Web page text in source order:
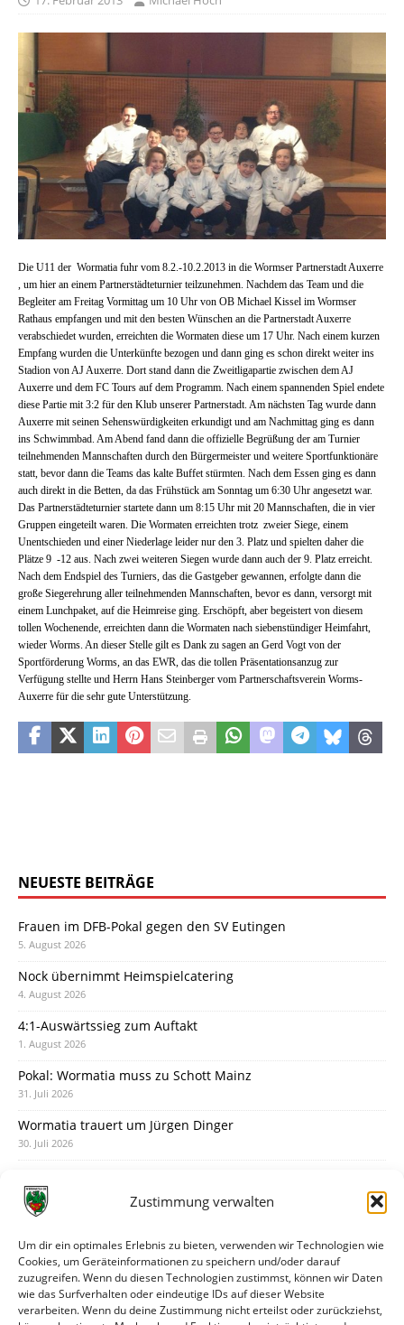
Zustimmung verwalten
Um dir ein optimales Erlebnis zu bieten, verwenden wir Technologien wie
Cookies, um Geräteinformationen zu speichern und/oder darauf
zuzugreifen. Wenn du diesen Technologien zustimmst, können wir Daten
wie das Surfverhalten oder eindeutige IDs auf dieser Website
verarbeiten. Wenn du deine Zustimmung nicht erteilst oder zurückziehst,
Die U11 der Wormatia fuhr vom 8.2.-10.2.2013 in die Wormser Partnerstadt Auxerre
, um hier an einem Partnerstädteturnier teilzunehmen. Nachdem das Team und die
Begleiter am Freitag Vormittag um 10 Uhr von OB Michael Kissel im Wormser
Rathaus empfangen und mit den besten Wünschen an die Partnerstadt Auxerre
verabschiedet wurden, erreichten die Wormaten diese um 17 Uhr. Nach einem kurzen
Empfang wurden die Unterkünfte bezogen und dann ging es schon direkt weiter ins
Stadion von AJ Auxerre. Dort stand dann die Zweitligapartie zwischen dem AJ
Auxerre und dem FC Tours auf dem Programm. Nach einem spannenden Spiel endete
diese Partie mit 3:2 für den Klub unserer Partnerstadt. Am nächsten Tag wurde dann
Auxerre mit seinen Sehenswürdigkeiten erkundigt und am Nachmittag ging es dann
ins Schwimmbad. Am Abend fand dann die offizielle Begrüßung der am Turnier
teilnehmenden Mannschaften durch den Bürgermeister und weitere Sportfunktionäre
statt, bevor dann die Teams das kalte Buffet stürmten. Nach dem Essen ging es dann
auch direkt in die Betten, da das Frühstück am Sonntag um 6:30 Uhr angesetzt war.
Das Partnerstädteturnier startete dann um 8:15 Uhr mit 20 Mannschaften, die in vier
Gruppen eingeteilt waren. Die Wormaten erreichten trotz zweier Siege, einem
Unentschieden und einer Niederlage leider nur den 3. Platz und spielten daher die
Plätze 9 -12 aus. Nach zwei weiteren Siegen wurde dann auch der 9. Platz erreicht.
Nach dem Endspiel des Turniers, das die Gastgeber gewannen, erfolgte dann die
große Siegerehrung aller teilnehmenden Mannschaften, bevor es dann, versorgt mit
einem Lunchpaket, auf die Heimreise ging. Erschöpft, aber begeistert von diesem
tollen Wochenende, erreichten dann die Wormaten nach siebenstündiger Heimfahrt,
wieder Worms. An dieser Stelle gilt es Dank zu sagen an Gerd Vogt von der
Sportförderung Worms, an das EWR, das die tollen Präsentationsanzug zur
Verfügung stellte und Herrn Hans Steinberger vom Partnerschaftsverein Worms-
Auxerre für die sehr gute Unterstützung.
NEUESTE BEITRÄGE
Frauen im DFB-Pokal gegen den SV Eutingen
5. August 2026
Nock übernimmt Heimspielcatering
4. August 2026
4:1-Auswärtssieg zum Auftakt
1. August 2026
Pokal: Wormatia muss zu Schott Mainz
31. Juli 2026
Wormatia trauert um Jürgen Dinger
30. Juli 2026
28. Juli 2026
28. Juli 2026
Neue Podcast-Folge: So tickt Björn!
27. Juli 2026